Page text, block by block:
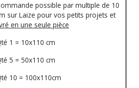
possible par multiple de 10
sur Laize pour vos petits projets et
en une seule pièce
1 = 10x110 cm
5 = 50x110 cm
10 = 100x110cm